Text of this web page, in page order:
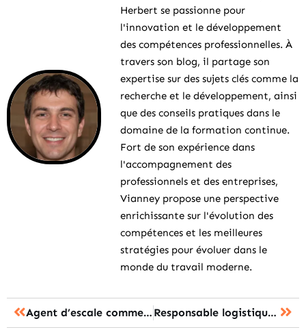
Herbert se passionne pour
l'innovation et le développement
des compétences professionnelles. À
travers son blog, il partage son
expertise sur des sujets clés comme la
recherche et le développement, ainsi
que des conseils pratiques dans le
domaine de la formation continue.
Fort de son expérience dans
l'accompagnement des
professionnels et des entreprises,
Vianney propose une perspective
enrichissante sur l'évolution des
compétences et les meilleures
stratégies pour évoluer dans le
monde du travail moderne.
Agent d’escale commercial salaire : les 7 chiffres à connaître avant de se lancer Responsable logistique et transport : les missions et formations à connaître